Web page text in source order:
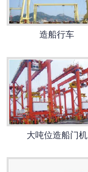
造船行车
大吨位造船门机